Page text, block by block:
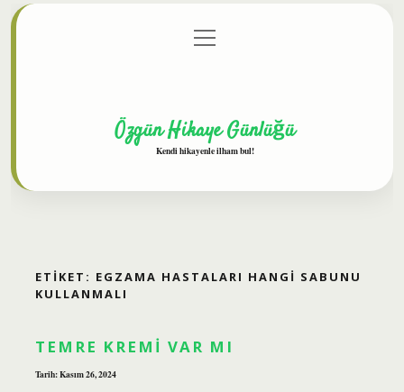
Gizlilik Politikası
menüyü
aç
Özgün Hikaye Günlüğü
Kendi hikayenle ilham bul!
ETIKET: EGZAMA HASTALARI HANGI SABUNU
KULLANMALI
TEMRE KREMI VAR MI
Tarih: Kasım 26, 2024